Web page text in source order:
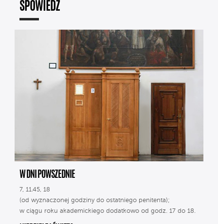
SPOWIEDŹ
W DNI POWSZEDNIE
7, 11.45, 18
(od wyznaczonej godziny do ostatniego penitenta);
w ciągu roku akademickiego dodatkowo od godz. 17 do 18.